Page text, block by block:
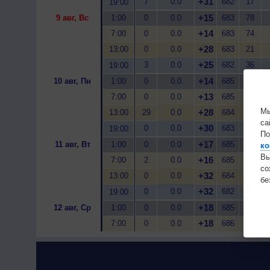
19:00
9 авг, Вс
1:00 0 0.0 +15 683 78
7:00
0 0.0 +14 683 74
13:00
0 0.0 +28 683 21
19:00
3 0.0 +25 682 36
10 авг, Пн
1:00 0 0.0 +14 685
7:00
0 0.0 +13 685
13:00
29 0.0 +28 684
19:00
0 0.0 +30 683
11 авг, Вт
1:00 0 0.0 +17 685
7:00
2 0.0 +16 685
13:00
0 0.0 +32 684
19:00
0 0.0 +32 682
12 авг, Ср
1:00 0 0.0 +18 685
7:00
0 0.0 +18 686